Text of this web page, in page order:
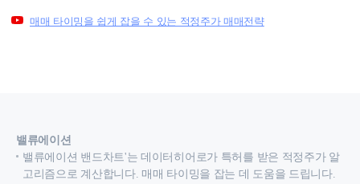
매매 타이밍을 쉽게 잡을 수 있는 적정주가 매매전략
밸류에이션
밸류에이션 밴드차트'는 데이터히어로가 특허를 받은 적정주가 알
고리즘으로 계산합니다. 매매 타이밍을 잡는 데 도움을 드립니다.